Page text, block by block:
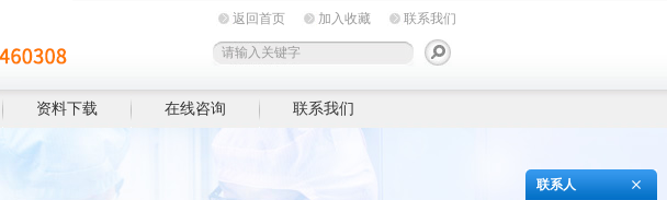
返回首页 加入收藏 联系我们
资料下载 在线咨询 联系我们
联系人